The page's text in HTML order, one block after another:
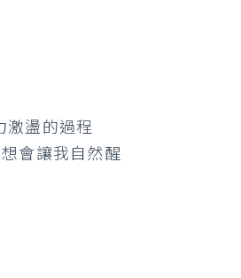
激盪的過程
會讓我自然醒